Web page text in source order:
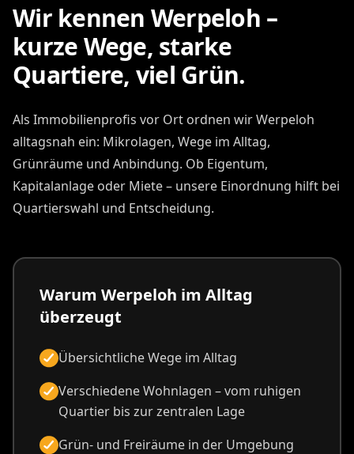
Wir kennen Werpeloh –
kurze Wege, starke
Quartiere, viel Grün.
Als Immobilienprofis vor Ort ordnen wir Werpeloh
alltagsnah ein: Mikrolagen, Wege im Alltag,
Grünräume und Anbindung. Ob Eigentum,
Kapitalanlage oder Miete – unsere Einordnung hilft bei
Quartierswahl und Entscheidung.
Warum Werpeloh im Alltag
überzeugt
Übersichtliche Wege im Alltag
Verschiedene Wohnlagen – vom ruhigen
Quartier bis zur zentralen Lage
Grün- und Freiräume in der Umgebung